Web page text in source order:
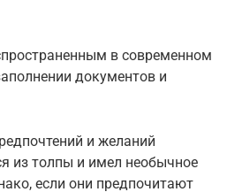
в современном
документов и
и желаний
из толпы и имел необычное
если они предпочитают